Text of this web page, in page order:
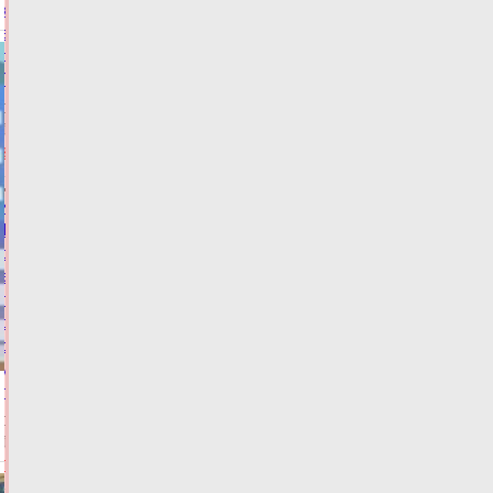
кандидата
в
депутаты
Госдумы
Сегодня:
ФОТО
ВЫБОРЫ
Жителей
Тверской
области
экстренно
предупредили
о
резком
ухудшении
погоды
Сегодня:
15:20
ФОТО
ПОГОДА